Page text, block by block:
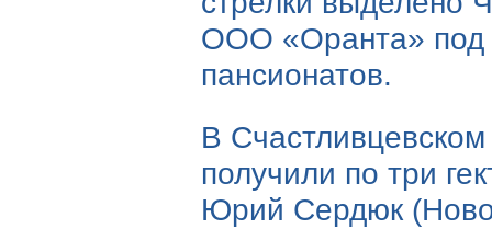
ООО «Оранта» под
пансионатов.
В
получили по три
Юрий Сердюк